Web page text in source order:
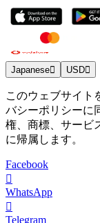
Japanese USD
このウェブサイト
バシーポリシーに
権、商標、サービ
に帰属します。
Facebook
WhatsApp
Telegram